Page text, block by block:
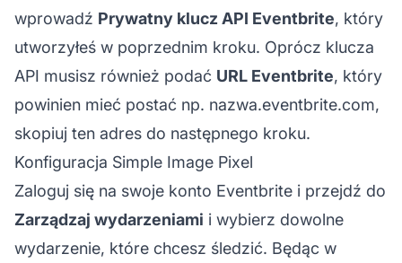
wprowadź Prywatny klucz API Eventbrite, który
utworzyłeś w poprzednim kroku. Oprócz klucza
API musisz również podać URL Eventbrite, który
powinien mieć postać np. nazwa.eventbrite.com,
skopiuj ten adres do następnego kroku.
Konfiguracja Simple Image Pixel
Zaloguj się na swoje konto Eventbrite i przejdź do
Zarządzaj wydarzeniami i wybierz dowolne
wydarzenie, które chcesz śledzić. Będąc w